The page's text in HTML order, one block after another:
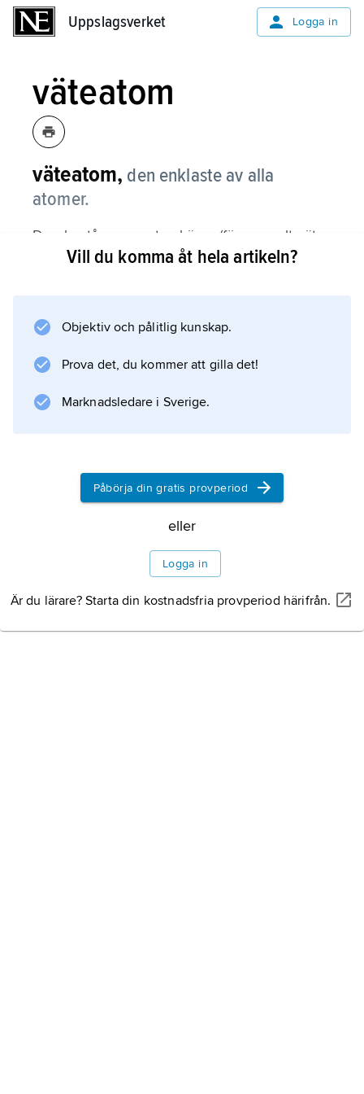
Uppslagsverket Logga in
väteatom
väteatom, den enklaste av alla
atomer.
Den består av en atomkärna (för normalt väte,
protium
av Niels Bohr 1913, kunde ”förklara” bl.a.
modellen, Schrödinger-ekvationen, som
resultat som Bohrs modell men var mer
Information om artikeln
Vill du komma åt hela artikeln?
Objektiv och pålitlig kunskap.
Prova det, du kommer att gilla det!
Marknadsledare i Sverige.
Påbörja din gratis provperiod
eller
Logga in
Är du lärare? Starta din kostnadsfria provperiod härifrån.